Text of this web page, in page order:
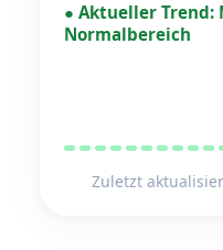
● Aktueller Trend:
Normalbereich
Zuletzt